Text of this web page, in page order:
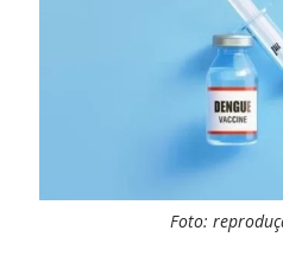
Foto: